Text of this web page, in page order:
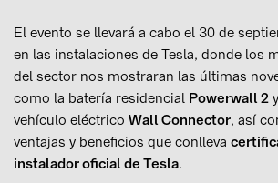
Download area
Design with Solar-Planit
News
Events
Careers
El evento se llevará a cabo el 30 de
en las instalaciones de Tesla, donde los
del sector nos mostraran las últimas
como la batería residencial Powerwall 2
vehículo eléctrico Wall Connector, así
ventajas y beneficios que conlleva
instalador oficial de Tesla.